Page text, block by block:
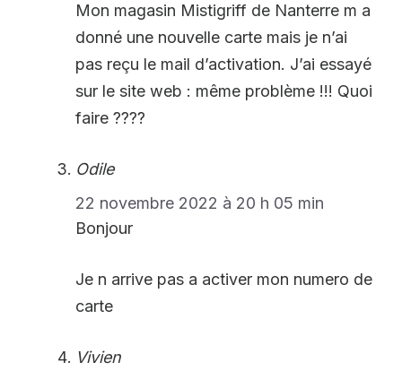
Mon magasin Mistigriff de Nanterre m a
donné une nouvelle carte mais je n’ai
pas reçu le mail d’activation. J’ai essayé
sur le site web : même problème !!! Quoi
faire ????
Odile
22 novembre 2022 à 20 h 05 min
Bonjour
Je n arrive pas a activer mon numero de
carte
Vivien